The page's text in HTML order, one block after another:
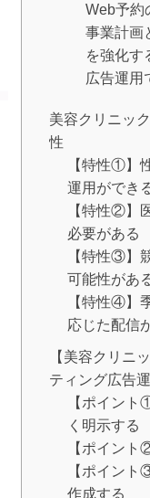
Web予約
事業計画
を強化す
広告運用
美容クリニッ
性
【特性①】
運用ができ
【特性②】
必要がある
【特性③】
可能性があ
【特性④】
応じた配信
【美容クリニ
ティング広告
【ポイン
く明示する
【ポイン
【ポイン
作成する